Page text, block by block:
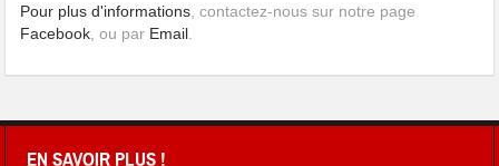
Pour plus d'informations, contactez-nous sur notre page
Facebook, ou par Email.
EN SAVOIR PLUS !